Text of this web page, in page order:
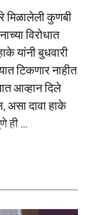
मिळालेली कुणबी
विरोधात
यांनी बुधवारी
टिकणार नाहीत
आव्हान दिले
असा दावा हाके
ही ...